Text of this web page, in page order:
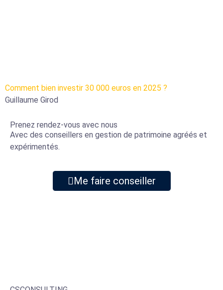
Comment bien investir 30 000 euros en 2025 ?
Guillaume Girod
Prenez rendez-vous avec nous
Avec des conseillers en gestion de patrimoine agréés et
expérimentés.
Me faire conseiller